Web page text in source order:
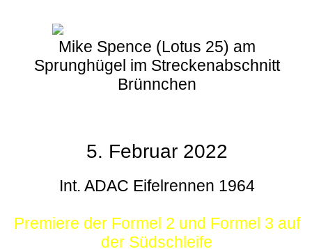
Mike Spence (Lotus 25) am
Sprunghügel im Streckenabschnitt
Brünnchen
5. Februar 2022
Int. ADAC Eifelrennen 1964
Premiere der Formel 2 und Formel 3 auf
der Südschleife